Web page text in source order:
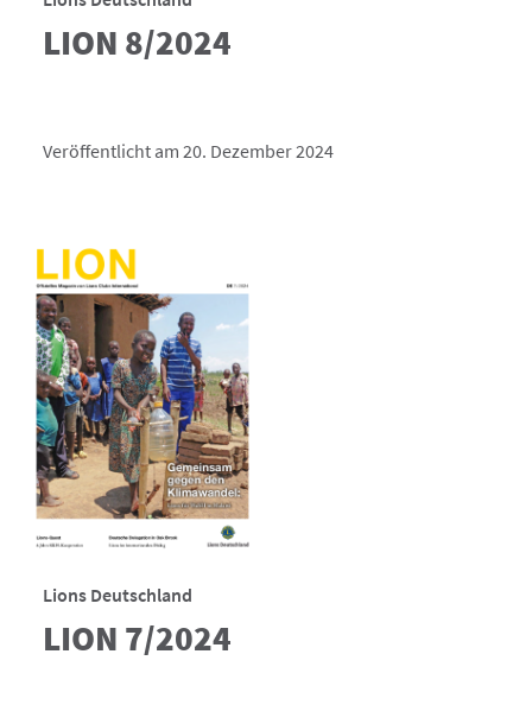
LION 8/2024
Veröffentlicht am 20. Dezember 2024
Lions Deutschland
LION 7/2024